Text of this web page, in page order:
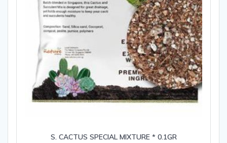
S. CACTUS SPECIAL MIXTURE * 0.1GR